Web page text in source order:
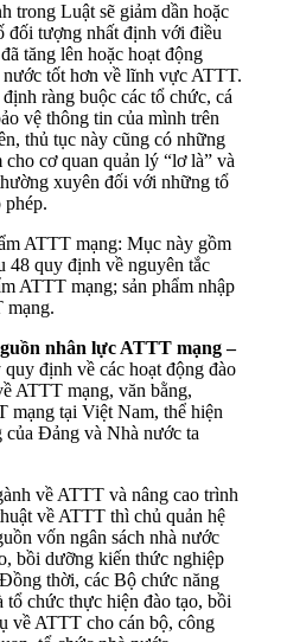
trong Luật sẽ giảm dần hoặc
đối tượng nhất định với điều
tăng lên hoặc hoạt động
nước tốt hơn về lĩnh vực ATTT.
ràng buộc các tổ chức, cá
vệ thông tin của mình trên
thủ tục này cũng có những
cơ quan quản lý “lơ là” và
xuyên đối với những tổ
phép.
ATTT mạng: Mục này gồm
quy định về nguyên tắc
ATTT mạng; sản phẩm nhập
mạng.
nhân lực ATTT mạng–
định về các hoạt động đào
ATTT mạng, văn bằng,
mạng tại Việt Nam, thể hiện
Đảng và Nhà nước ta
về ATTT và nâng cao trình
về ATTT thì chủ quản hệ
vốn ngân sách nhà nước
bồi dưỡng kiến thức nghiệp
thời, các Bộ chức năng
tổ chức thực hiện đào tạo, bồi
về ATTT cho cán bộ, công